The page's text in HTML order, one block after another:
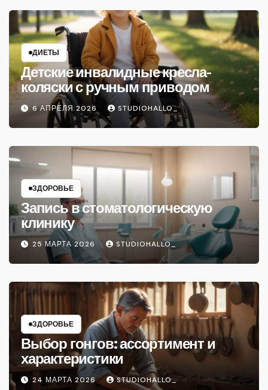
ДИЕТЫ
Детские инвалидные кресла-
коляски с ручным приводом
6 АПРЕЛЯ 2026 STUDIOHALLO_
ЗДОРОВЬЕ
Запись в стоматологическую
клинику
25 МАРТА 2026 STUDIOHALLO_
ЗДОРОВЬЕ
Выбор гонгов: ассортимент и
характеристики
24 МАРТА 2026 STUDIOHALLO_